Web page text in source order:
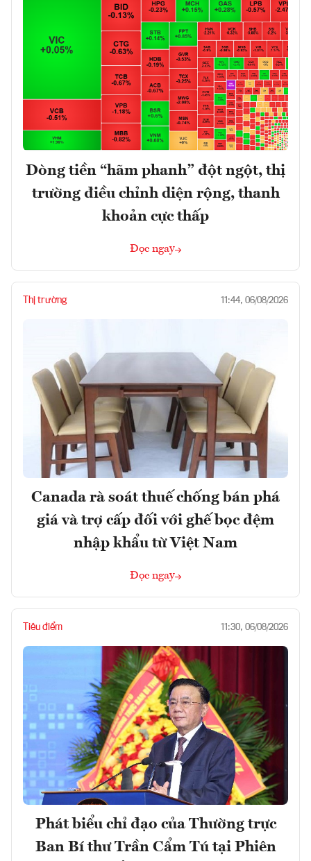
Dòng tiền “hãm phanh” đột ngột, thị
trường điều chỉnh diện rộng, thanh
khoản cực thấp
Đọc ngay
Thị trường 11:44, 06/08/2026
Canada rà soát thuế chống bán phá
giá và trợ cấp đối với ghế bọc đệm
nhập khẩu từ Việt Nam
Đọc ngay
Tiêu điểm 11:30, 06/08/2026
Phát biểu chỉ đạo của Thường trực
Ban Bí thư Trần Cẩm Tú tại Phiên